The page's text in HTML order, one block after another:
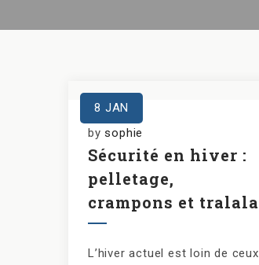
8 JAN
bysophie
Sécurité en hiver :
pelletage,
crampons et tralala
L’hiver actuel est loin de ceux